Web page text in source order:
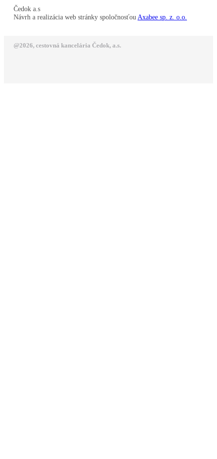
Čedok a.s
Návrh a realizácia web stránky spoločnosťou Axabee sp. z. o.o.
@2026, cestovná kancelária Čedok, a.s.